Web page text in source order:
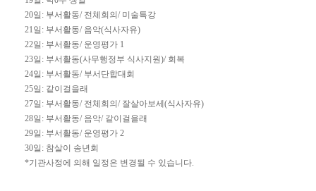
20일: 부서활동/ 전체회의/ 미술특강
21일: 부서활동/ 음악(식사자유)
22일: 부서활동/ 운영평가 1
23일: 부서활동(사무행정부 식사지원)/ 회복
24일: 부서활동/ 부서단합대회
25일: 같이걸을래
27일: 부서활동/ 전체회의/ 잘살아보세(식사자유)
28일: 부서활동/ 음악/ 같이걸을래
29일: 부서활동/ 운영평가 2
30일: 참살이 송년회
*기관사정에 의해 일정은 변경될 수 있습니다.